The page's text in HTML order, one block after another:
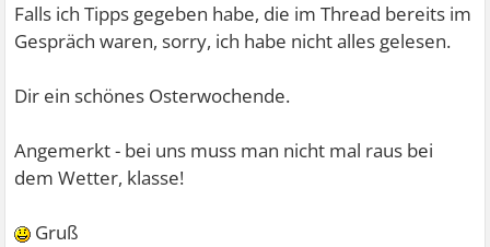
Falls ich Tipps gegeben habe, die im Thread bereits im
Gespräch waren, sorry, ich habe nicht alles gelesen.
Dir ein schönes Osterwochende.
Angemerkt - bei uns muss man nicht mal raus bei
dem Wetter, klasse!
Gruß